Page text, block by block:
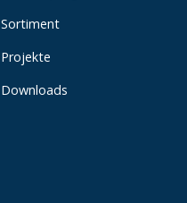
Sortiment
Projekte
Downloads